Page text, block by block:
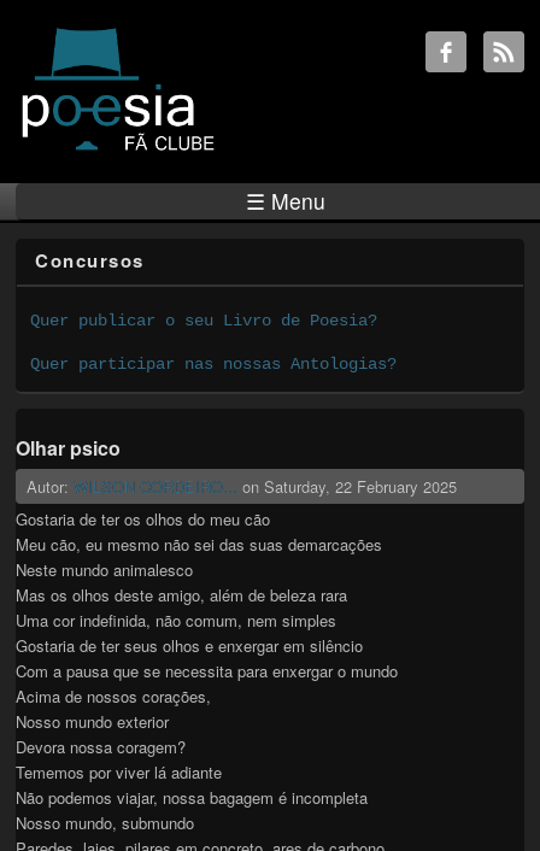
☰ Menu
Concursos
Quer publicar o seu Livro de Poesia?
Quer participar nas nossas Antologias?
Olhar psico
Autor:WILSON CORDEIRO... on Saturday, 22 February 2025
Gostaria de ter os olhos do meu cão
Meu cão, eu mesmo não sei das suas demarcações
Neste mundo animalesco
Mas os olhos deste amigo, além de beleza rara
Uma cor indefinida, não comum, nem simples
Gostaria de ter seus olhos e enxergar em silêncio
Com a pausa que se necessita para enxergar o mundo
Acima de nossos corações,
Nosso mundo exterior
Devora nossa coragem?
Tememos por viver lá adiante
Não podemos viajar, nossa bagagem é incompleta
Nosso mundo, submundo